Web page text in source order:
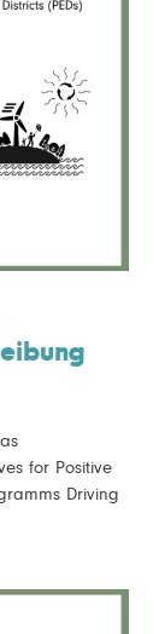
for Positive
Driving